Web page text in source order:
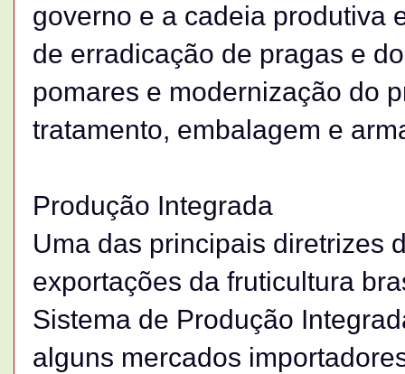
governo e a cadeia produtiva
de erradicação de pragas e
pomares e modernização do
tratamento, embalagem e
Produção Integrada
Uma das principais diretrizes
exportações da fruticultura
Sistema de Produção
alguns mercados